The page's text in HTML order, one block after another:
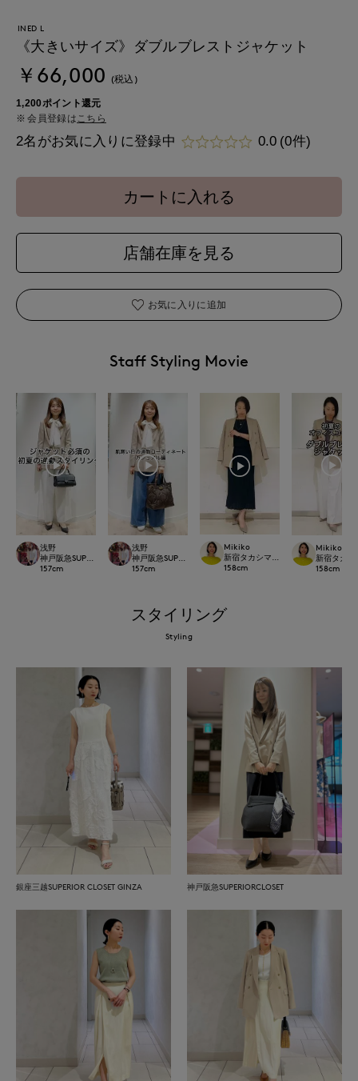
INED L
《大きいサイズ》ダブルブレストジャケット
￥66,000 (税込)
1,200ポイント還元
会員登録は こちら
2名がお気に入りに登録中 0.0 (0件)
カートに入れる
店舗在庫を見る
お気に入りに追加
Staff Styling Movie
浅野
神戸阪急SUPERIORCLOSET
157cm
浅野
神戸阪急SUPERIORCLOSET
157cm
Mikiko
新宿タカシマヤSUPERIOR CLOSET
158cm
Mikiko
新宿タカシ
158cm
スタイリング
Styling
銀座三越SUPERIOR CLOSET GINZA 神戸阪急SUPERIORCLOSET